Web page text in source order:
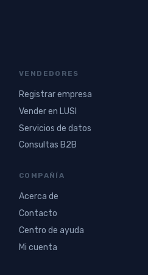
VENDEDORES
Registrar empresa
Vender en LUSI
Servicios de datos
Consultas B2B
COMPAÑÍA
Acerca de
Contacto
Centro de ayuda
Mi cuenta